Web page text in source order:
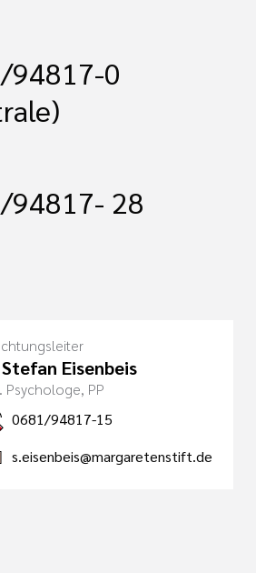
94817-0
94817- 28
Stefan Eisenbeis
Psychologe, PP
0681/94817-15
s.eisenbeis@margaretenstift.de